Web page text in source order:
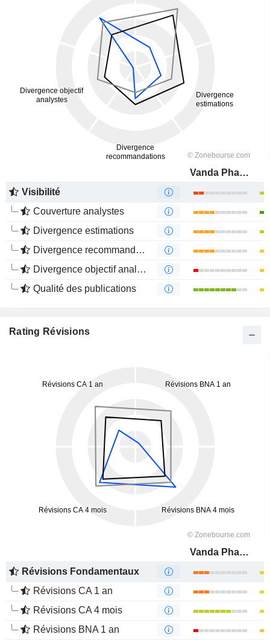
Vanda Pharmaceuticals Inc.
Visibilité
Couverture analystes
Divergence estimations
Divergence recommandations analystes
Divergence objectif analystes
Qualité des publications
Rating Révisions
Vanda Pharmaceuticals Inc.
Révisions Fondamentaux
Révisions CA 1 an
Révisions CA 4 mois
Révisions BNA 1 an